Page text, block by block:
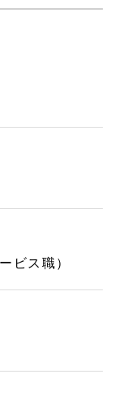
ビス職）